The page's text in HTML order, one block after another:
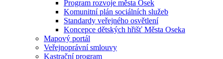
Program rozvoje města Osek
Komunitní plán sociálních služeb
Standardy veřejného osvětlení
Koncepce dětských hřišť Města Oseka
Mapový portál
Veřejnoprávní smlouvy
Kastrační program